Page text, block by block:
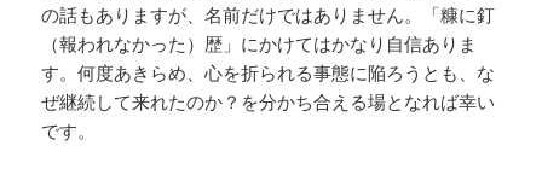
の話もありますが、名前だけではありません。「糠に釘
（報われなかった）歴」にかけてはかなり自信ありま
す。何度あきらめ、心を折られる事態に陥ろうとも、な
ぜ継続して来れたのか？を分かち合える場となれば幸い
です。